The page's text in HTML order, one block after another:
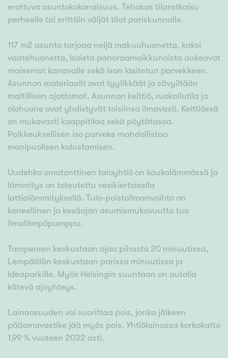
erottuva asuntokokonaisuus. Tehokas tilaratkaisu
perheelle tai erittäin väljät tilat pariskunnalle.
117 m2 asunto tarjoaa neljä makuuhuonetta, kaksi
vaatehuonetta, isoista panoraamaikkunoista aukeavat
maisemat kanavalle sekä ison lasitetun parvekkeen.
Asunnon materiaalit ovat tyylikkäät ja sävyiltään
maltillisen ajattomat. Asunnon keittiö, ruokailutila ja
olohuone ovat yhdistyvät toisiinsa ilmavasti. Keittiössä
on mukavasti kaappitilaa sekä pöytätasoa.
Poikkeuksellisen iso parveke mahdollistaa
monipuolisen kalustamisen.
Uudehko omatonttinen taloyhtiö on kaukolämmössä ja
lämmitys on toteutettu vesikiertoisella
lattialämmityksellä. Tulo-poistoilmanvaihto on
koneellinen ja kesäajan asumismukavuutta tuo
ilmalämpöpumppu.
Tampereen keskustaan ajaa pihasta 20 minuutissa,
Lempäälän keskustaan parissa minuutissa ja
Ideaparkille. Myös Helsingin suuntaan on autolla
kätevä ajoyhteys.
Lainaosuuden voi suorittaa pois, jonka jälkeen
pääomavastike jää myös pois. Yhtiölainassa korkokatto
1,99 % vuoteen 2032 asti.